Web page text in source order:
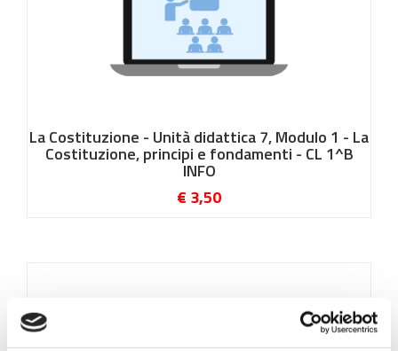
La Costituzione - Unità didattica 7, Modulo 1 - La
Costituzione, principi e fondamenti - CL 1^B
INFO
€ 3,50